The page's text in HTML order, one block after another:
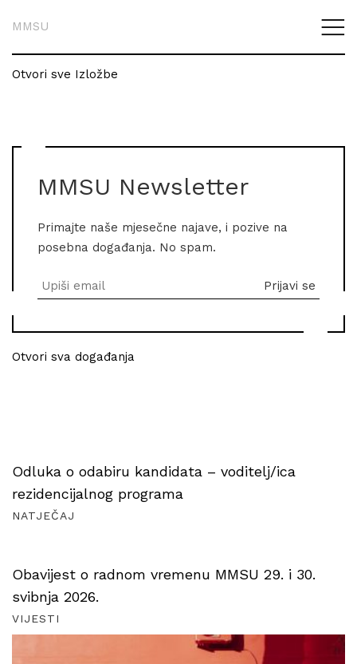
MMSU
Otvori sve Izložbe
MMSU Newsletter
Primajte naše mjesečne najave, i pozive na
posebna događanja. No spam.
Otvori sva događanja
Odluka o odabiru kandidata – voditelj/ica
rezidencijalnog programa
NATJEČAJ
Obavijest o radnom vremenu MMSU 29. i 30.
svibnja 2026.
VIJESTI